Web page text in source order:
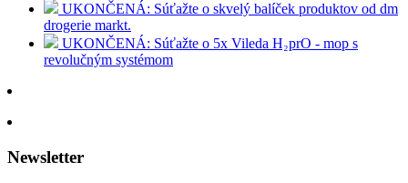
UKONČENÁ: Súťažte o skvelý balíček produktov od dm
drogerie markt.
UKONČENÁ: Súťažte o 5x Vileda H₂prO - mop s
revolučným systémom
Newsletter